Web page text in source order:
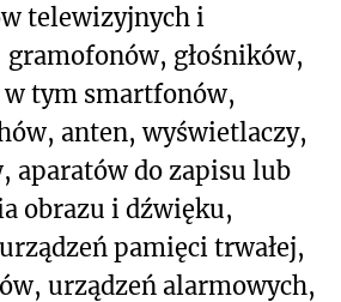
telewizyjnych i
głośników,
tym smartfonów,
anten, wyświetlaczy,
aparatów do zapisu lub
obrazu i dźwięku,
pamięci trwałej,
urządzeń alarmowych,